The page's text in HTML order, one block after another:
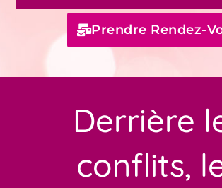
Prendre Rendez-
Derrière
conflits,